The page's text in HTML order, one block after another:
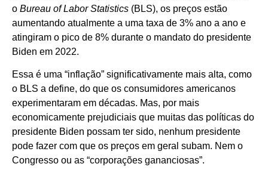
o Bureau of Labor Statistics (BLS), os preços estão
aumentando atualmente a uma taxa de 3% ano a ano e
atingiram o pico de 8% durante o mandato do presidente
Biden em 2022.
Essa é uma “inflação” significativamente mais alta, como
o BLS a define, do que os consumidores americanos
experimentaram em décadas. Mas, por mais
economicamente prejudiciais que muitas das políticas do
presidente Biden possam ter sido, nenhum presidente
pode fazer com que os preços em geral subam. Nem o
Congresso ou as “corporações gananciosas”.